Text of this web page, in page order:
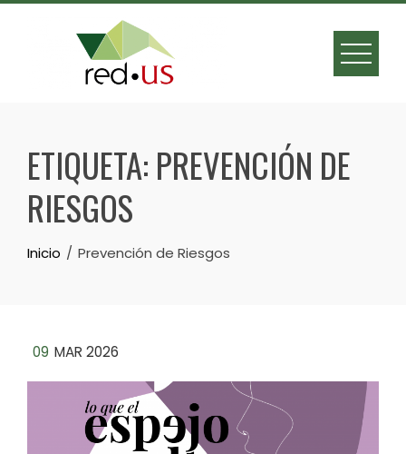
Skip
ETIQUETA: PREVENCIÓN DE
RIESGOS
Inicio Prevención de Riesgos
09 MAR 2026